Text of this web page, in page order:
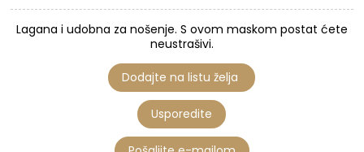
Lagana i udobna za nošenje. S ovom maskom postat ćete
neustrašivi.